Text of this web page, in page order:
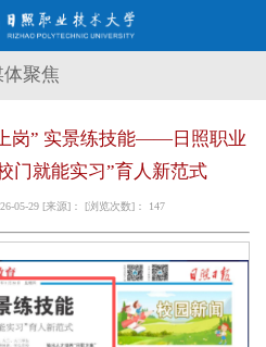
体聚焦
岗” 实景练技能——日照职业
门就能实习”育人新范式
05-29 [来源]： [浏览次数]： 147